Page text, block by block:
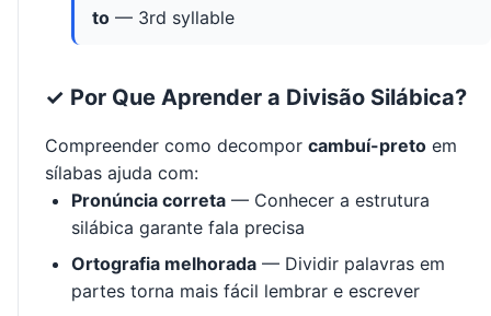
to — 3rd syllable
✓ Por Que Aprender a Divisão Silábica?
Compreender como decompor cambuí-preto em
sílabas ajuda com:
Pronúncia correta — Conhecer a estrutura
silábica garante fala precisa
Ortografia melhorada — Dividir palavras em
partes torna mais fácil lembrar e escrever